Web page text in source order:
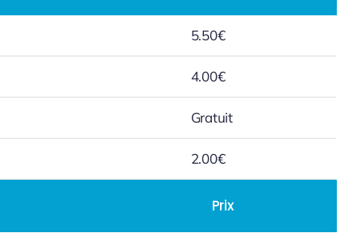
5.50€
4.00€
Gratuit
2.00€
Prix